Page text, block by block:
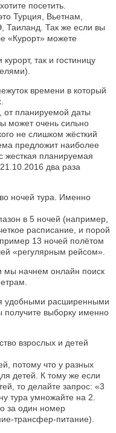
посетить.
Турция, Вьетнам,
Таиланд. Так же если вы
«Курорт» можете
так и гостиницу
времени в который
планируемой даты
может очень сильно
не слишком жёсткий
предложит наиболее
жесткая планируемая
два раза
ночей тура. Именно
в 5 ночей (например,
расписание, и порой
13 ночей полётом
«регулярным рейсом».
мы начнем онлайн поиск
удобными расширенными
выборку именно
взрослых и детей
потому что у разных
детей. К тому же если
то делайте запрос: «3
тура умножайте на 2.
за один номер
трансфер-питание).